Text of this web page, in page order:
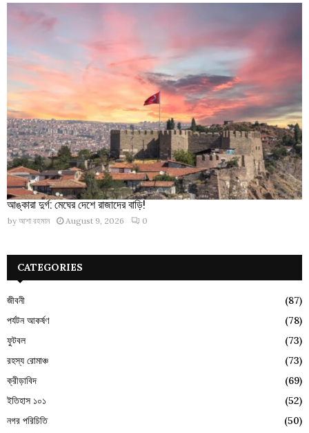
আঙ্কারা দুর্গ: মেঘের দেশে রাজাদের বাড়ি!
by আশা রহমান August 9, 2026 0
CATEGORIES
জীবনী
(87)
পর্যটন আকর্ষণ
(78)
ফুটবল
(73)
রহস্য রোমাঞ্চ
(73)
ক্রীড়াবিদ
(69)
ইতিহাস ১০১
(52)
নগর পরিচিতি
(50)